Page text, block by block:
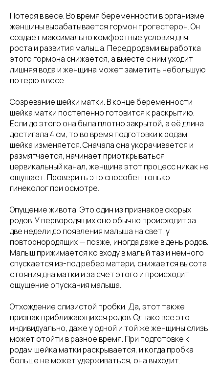
Потеря в весе. Во время беременности в организме
женщины вырабатывается гормон прогестерон. Он
создает максимально комфортные условия для
роста и развития малыша. Перед родами выработка
этого гормона снижается, а вместе с ним уходит
лишняя вода и женщина может заметить небольшую
потерю в весе.
Созревание шейки матки. В конце беременности
шейка матки постепенно готовится к раскрытию.
Если до этого она была плотно закрытой, а её длина
достигала 4 см, то во время подготовки к родам
шейка изменяется. Сначала она укорачивается и
размягчается, начинает приоткрываться
цервикальный канал, женщина этот процесс никак не
ощущает. Проверить это способен только
гинеколог при осмотре.
Опущение живота. Это один из признаков скорых
родов. У первородящих оно обычно происходит за
две недели до появления малыша на свет, у
повторнородящих — позже, иногда даже в день родов.
Малыш прижимается ко входу в малый таз и немного
спускается из-под ребер матери, снижается высота
стояния дна матки и за счет этого и происходит
ощущение опускания малыша.
Отхождение слизистой пробки. Да, этот также
признак приближающихся родов. Однако все это
индивидуально, даже у одной и той же женщины слизь
может отойти в разное время. При подготовке к
родам шейка матки раскрывается, и когда пробка
больше не может удерживаться, она выходит.